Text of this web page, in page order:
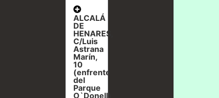
ALCALÁ
DE
HENARES,
C/Luis
Astrana
Marín,
10
(enfrente
del
Parque
O`Donell)